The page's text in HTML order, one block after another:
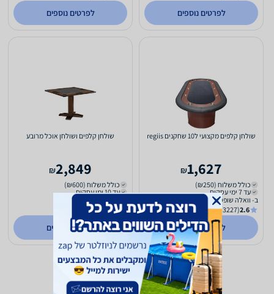
לפרטים נוספים לפרטים נוספים
שולחן קלפים מקצועי ל10 שחקנים regiis
1,627
₪
כולל משלוח (₪250)
עד 7 ימי עסקים
ב- וואלה שופס
2.6
(3227)
לפרטים נוספים
שולחן קלפים ושולחן אוכל מרובע
2,849
₪
כולל משלוח (₪600)
עד 10 ימי עסקים
ב- וואלה שופס
2.6
(3227)
לפרטים נוספים